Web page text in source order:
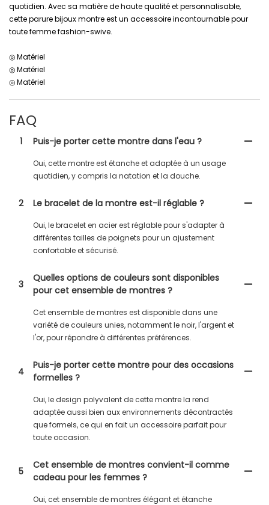
quotidien. Avec sa matière de haute qualité et personnalisable,
cette parure bijoux montre est un accessoire incontournable pour
toute femme fashion-swive.
◎ Matériel
◎ Matériel
◎ Matériel
FAQ
1 Puis-je porter cette montre dans l'eau ?
Oui, cette montre est étanche et adaptée à un usage
quotidien, y compris la natation et la douche.
2 Le bracelet de la montre est-il réglable ?
Oui, le bracelet en acier est réglable pour s'adapter à
différentes tailles de poignets pour un ajustement
confortable et sécurisé.
3
Quelles options de couleurs sont disponibles
pour cet ensemble de montres ?
Cet ensemble de montres est disponible dans une
variété de couleurs unies, notamment le noir, l'argent et
l'or, pour répondre à différentes préférences.
4
Puis-je porter cette montre pour des occasions
formelles ?
Oui, le design polyvalent de cette montre la rend
adaptée aussi bien aux environnements décontractés
que formels, ce qui en fait un accessoire parfait pour
toute occasion.
5
Cet ensemble de montres convient-il comme
cadeau pour les femmes ?
Oui, cet ensemble de montres élégant et étanche